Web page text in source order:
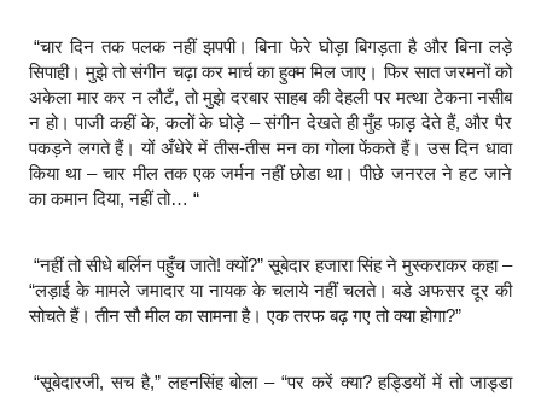
“चार दिन तक पलक नहीं झपपी। बिना फेरे घोड़ा बिगड़ता है और बिना लड़े
सिपाही। मुझे तो संगीन चढ़ा कर मार्च का हुक्म मिल जाए। फिर सात जरमनों को
अकेला मार कर न लौटँ, तो मुझे दरबार साहब की देहली पर मत्था टेकना नसीब
न हो। पाजी कहीं के, कलों के घोड़े – संगीन देखते ही मुँह फाड़ देते हैं, और पैर
पकड़ने लगते हैं। यों अँधेरे में तीस-तीस मन का गोला फेंकते हैं। उस दिन धावा
किया था – चार मील तक एक जर्मन नहीं छोडा था। पीछे जनरल ने हट जाने
का कमान दिया, नहीं तो… “
“नहीं तो सीधे बर्लिन पहुँच जाते! क्यों?” सूबेदार हजारा सिंह ने मुस्कराकर कहा –
“लड़ाई के मामले जमादार या नायक के चलाये नहीं चलते। बडे अफसर दूर की
सोचते हैं। तीन सौ मील का सामना है। एक तरफ बढ़ गए तो क्या होगा?”
“सूबेदारजी, सच है,” लहनसिंह बोला – “पर करें क्या? हड्डियों में तो जाड्डा